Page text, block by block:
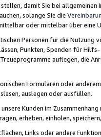
damit Sie bei
solange Sie die
oder mittelbar über eine
Personen für die Nutzung
Punkten, Spenden für
auflegen, die
Formularen oder
auslegen oder ausfüllen.
Kunden im
erheben, einholen,
Links oder andere